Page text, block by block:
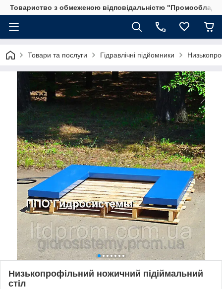
Товариство з обмеженою відповідальністю
Товари та послуги Гідравлічні підйомники
Низькопрофільний ножичний підіймальний
стіл